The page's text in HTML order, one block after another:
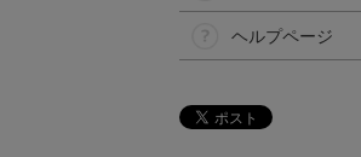
ヘルプページ